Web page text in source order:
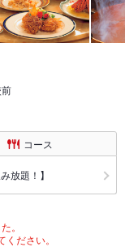
コース
放題！】
。
ださい。